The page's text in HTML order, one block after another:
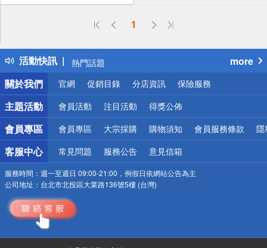
報價為主)
1
活動快訊
偏遠地區配送
得獎公告
熱門話題
銀行優惠
偏遠地區配送
詐騙網頁！請小心！
more
關於我們
官網 促銷目錄 分店資訊 保險服務
主題活動 會員活動 注目活動 得獎公佈
會員專區 會員專區 大宗採購 購物須知 會員服務條款 隱
客服中心 常見問題 服務公告 意見信箱
服務時間： 週一至週日 09:00-21:00，例假日依網站公告為主
公司地址： 台北市北投區大業路136號5樓 (台灣)